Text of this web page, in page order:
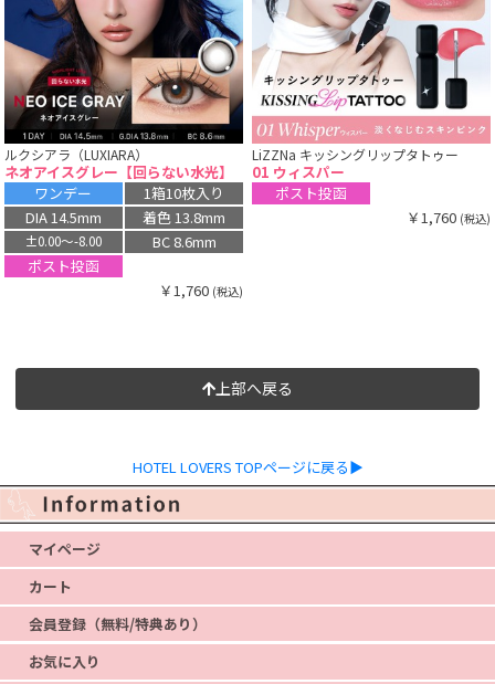
ルクシアラ（LUXIARA）
ネオアイスグレー【回らない水光】
ワンデー
1箱10枚入り
DIA 14.5mm
着色 13.8mm
±0.00〜-8.00
BC 8.6mm
ポスト投函
￥1,760 (税込)
LiZZNa キッシングリップタトゥー
01 ウィスパー
ポスト投函
￥1,760 (税込)
上部へ戻る
HOTEL LOVERS TOPページに戻る▶
マイページ
カート
会員登録（無料/特典あり）
お気に入り